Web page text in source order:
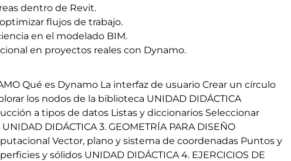
dentro de Revit.
flujos de trabajo.
en el modelado BIM.
en proyectos reales con Dynamo.
Qué es Dynamo La interfaz de usuario Crear un círculo
los nodos de la biblioteca UNIDAD DIDÁCTICA
a tipos de datos Listas y diccionarios Seleccionar
DIDÁCTICA 3. GEOMETRÍA PARA DISEÑO
Vector, plano y sistema de coordenadas Puntos y
y sólidos UNIDAD DIDÁCTICA 4. EJERCICIOS DE